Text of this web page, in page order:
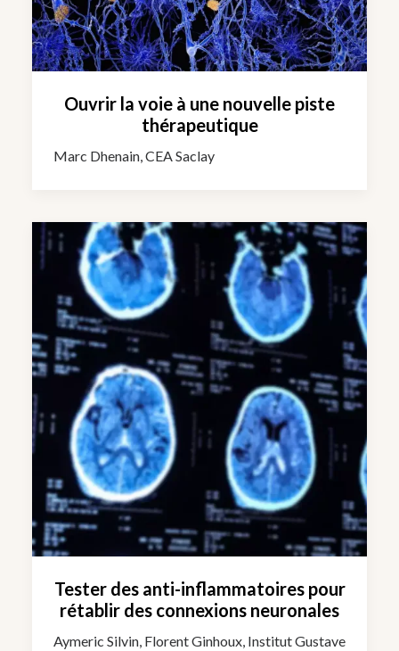
Ouvrir la voie à une nouvelle piste
thérapeutique
Marc Dhenain, CEA Saclay
Tester des anti-inflammatoires pour
rétablir des connexions neuronales
Aymeric Silvin, Florent Ginhoux, Institut Gustave